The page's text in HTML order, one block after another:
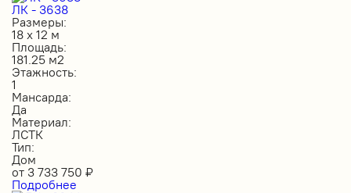
ЛК - 3638
Размеры:
18 х 12 м
Площадь:
181.25 м2
Этажность:
1
Мансарда:
Да
Материал:
ЛСТК
Тип:
Дом
от 3 733 750 ₽
Подробнее